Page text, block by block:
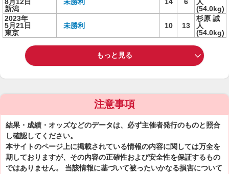
新潟
(54.0kg)
2023年
5月21日
東京
未勝利 10 13
杉原 誠
人
(54.0kg)
もっと見る
注意事項
結果・成績・オッズなどのデータは、必ず主催者発行のものと照合
し確認してください。
本サイトのページ上に掲載されている情報の内容に関しては万全を
期しておりますが、その内容の正確性および安全性を保証するもの
ではありません。 当該情報に基づいて被ったいかなる損害について